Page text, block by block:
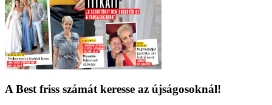
A Best friss számát keresse az újságosoknál!